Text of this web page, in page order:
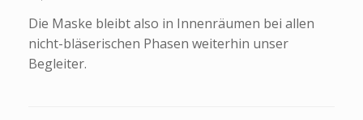
Die Maske bleibt also in Innenräumen bei allen
nicht-bläserischen Phasen weiterhin unser
Begleiter.